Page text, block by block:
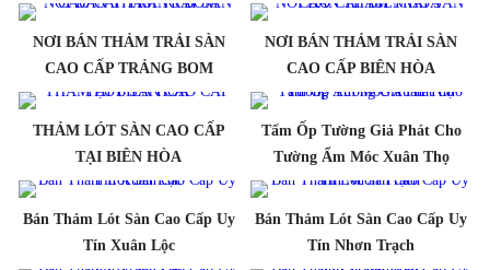
NƠI BÁN THẢM TRẢI SÀN
CAO CẤP TRẢNG BOM
NƠI BÁN THẢM TRẢI SÀN
CAO CẤP BIÊN HÒA
THẢM LÓT SÀN CAO CẤP
TẠI BIÊN HÒA
Tấm Ốp Tường Giả Phát Cho
Tường Ẩm Móc Xuân Thọ
Bán Thảm Lót Sàn Cao Cấp Uy
Tín Xuân Lộc
Bán Thảm Lót Sàn Cao Cấp Uy
Tín Nhơn Trạch